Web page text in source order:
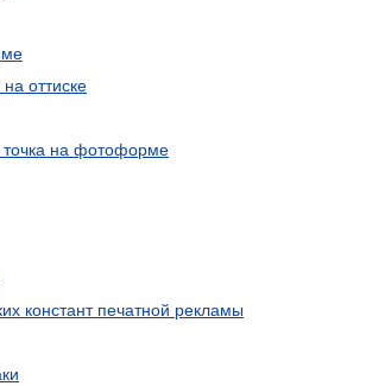
оттиске
точка на фотоформе
констант печатной рекламы